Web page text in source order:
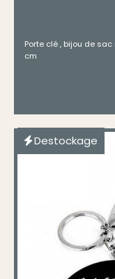
Porte clé , bijou de
cm
Destockage